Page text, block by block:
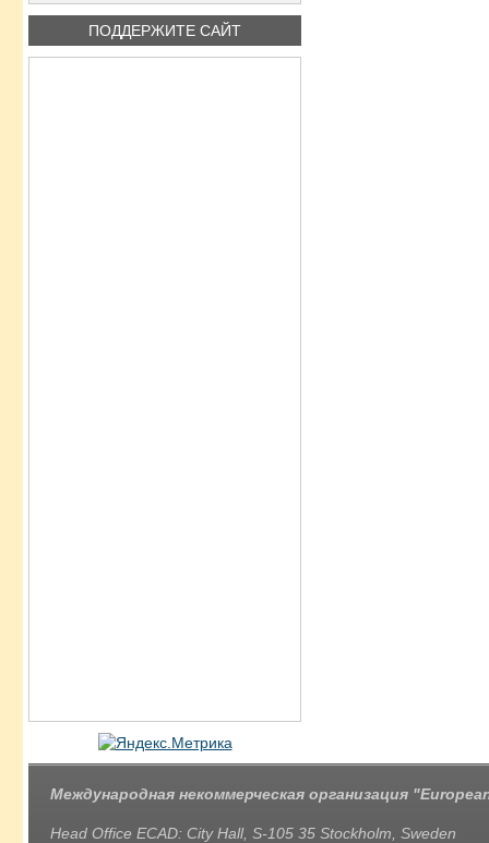
ПОДДЕРЖИТЕ САЙТ
Международная некоммерческая организация
Head Office ECAD: City Hall, S-105 35 Stockholm, Sweden